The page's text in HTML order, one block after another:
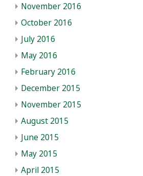
November 2016
October 2016
July 2016
May 2016
February 2016
December 2015
November 2015
August 2015
June 2015
May 2015
April 2015